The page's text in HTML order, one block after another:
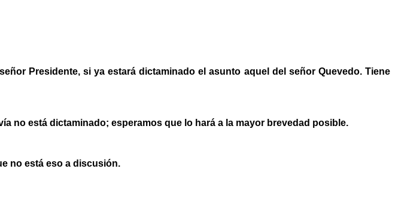
Presidente, si ya estará dictaminado el asunto aquel del señor Quevedo. Tiene
no está dictaminado; esperamos que lo hará a la mayor brevedad posible.
no está eso a discusión.